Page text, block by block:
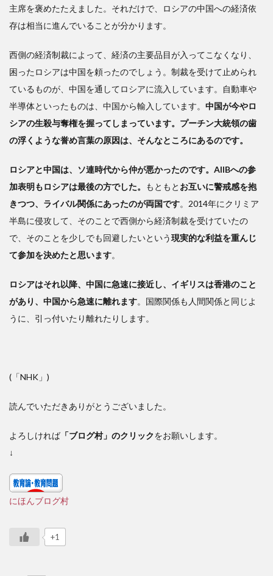
主席を褒めたたえました。それだけで、ロシアの中国への経済依
存は相当に進んでいることが分かります。
西側の経済制裁によって、経済の主要品目が入ってこなくなり、
困ったロシアは中国を頼ったのでしょう。制裁を受けて止められ
ているものが、中国を通してロシアに流入しています。自動車や
半導体といったものは、中国から輸入しています。 中国が今やロ
シアの生殺与奪権を握ってしまっています。プーチン大統領の歯
の浮くような誉め言葉の原因は、そんなところにあるのです。
ロシアと中国は、ソ連時代から仲が悪かったのです。AIIBへの参
加表明もロシアは最後の方でした。
もともと お互いに警戒感を抱
きつつ、ライバル関係にあったのが両国です。2014年にクリミア
半島に侵攻して、そのことで西側から経済制裁を受けていたの
で、そのことを少しでも回避したいという現実的な利益を重んじ
て参加を決めたと思います。
ロシアはそれ以降、中国に急速に接近し、イギリスは香港のこと
があり、中国から急速に離れます。国際関係も人間関係と同じよ
うに、引っ付いたり離れたりします。
(「NHK」)
読んでいただきありがとうございました。
よろしければ 「ブログ村」のクリックをお願いします。
↓
にほんブログ村
+1